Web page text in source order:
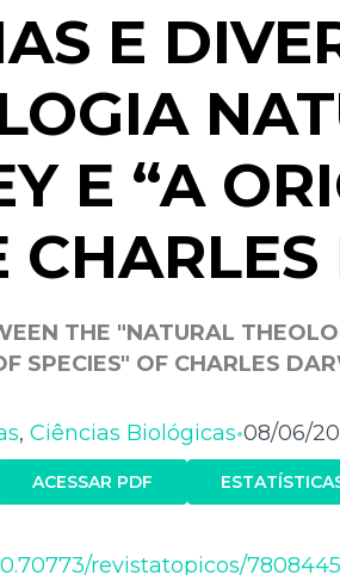
E
E “A
THE "NATURAL
SPECIES" OF CHARLES
, Ciências Biológicas•08/06/
ACESSAR PDF
revistatopicos/